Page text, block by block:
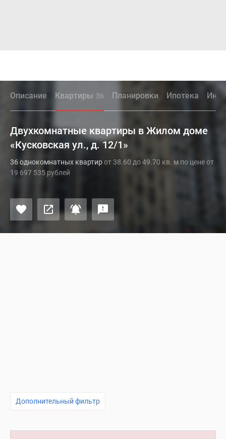
Описание Квартиры 36 Планировки Ипотека
Двухкомнатные квартиры в Жилом доме
«Кусковская ул., д. 12/1»
36 однокомнатных квартирот 38.60 до 49.70 кв. м по цене от
19 697 535 рублей
Дополнительный фильтр